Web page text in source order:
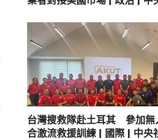
台灣搜救隊赴土耳其 參加無
合激流救援訓練 | 國際 | 中央